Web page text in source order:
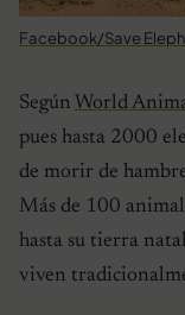
Facebook/Save
Según World
pues hasta 2000
de morir de
Más de 100
hasta su tierra
viven